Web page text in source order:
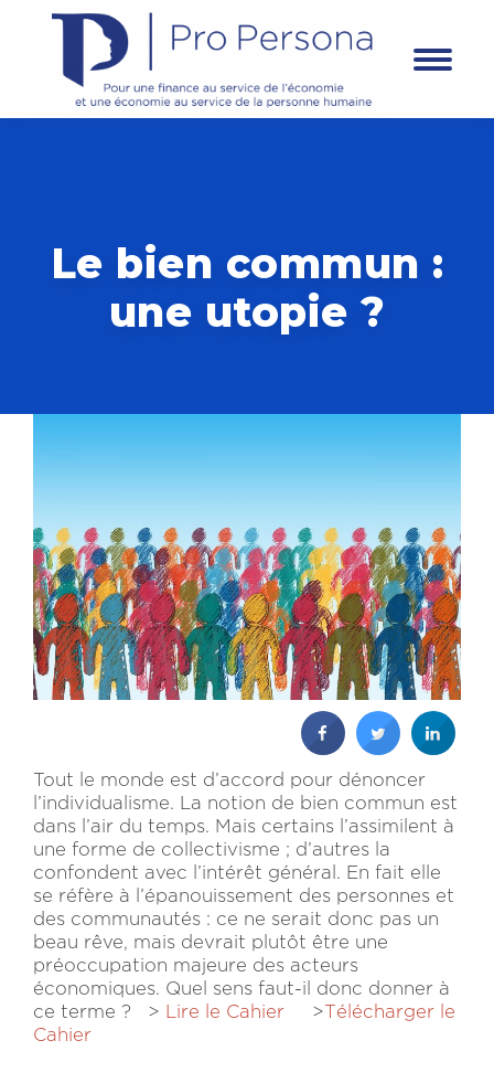
Le bien commun :
une utopie ?
Tout le monde est d’accord pour dénoncer
l’individualisme. La notion de bien commun est
dans l’air du temps. Mais certains l’assimilent à
une forme de collectivisme ; d’autres la
confondent avec l’intérêt général. En fait elle
se réfère à l’épanouissement des personnes et
des communautés : ce ne serait donc pas un
beau rêve, mais devrait plutôt être une
préoccupation majeure des acteurs
économiques. Quel sens faut-il donc donner à
ce terme ? > Lire le Cahier >Télécharger le
Cahier
Panneau de gestion des cookies